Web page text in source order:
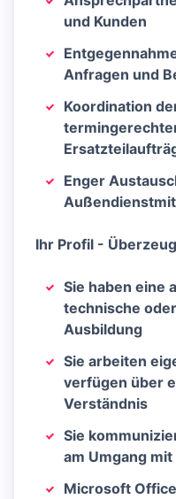
und Kunden
Anfragen und
Koordination
Enger
Ihr Profil -
Sie haben eine
technische
Ausbildung
Sie arbeiten
verfügen über
Verständnis
Sie
am Umgang
Microsoft